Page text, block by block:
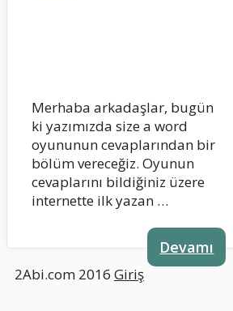
Merhaba arkadaşlar, bugün
ki yazımızda size a word
oyununun cevaplarından bir
bölüm vereceğiz. Oyunun
cevaplarını bildiğiniz üzere
internette ilk yazan …
Devamı
2Abi.com 2016 Giriş